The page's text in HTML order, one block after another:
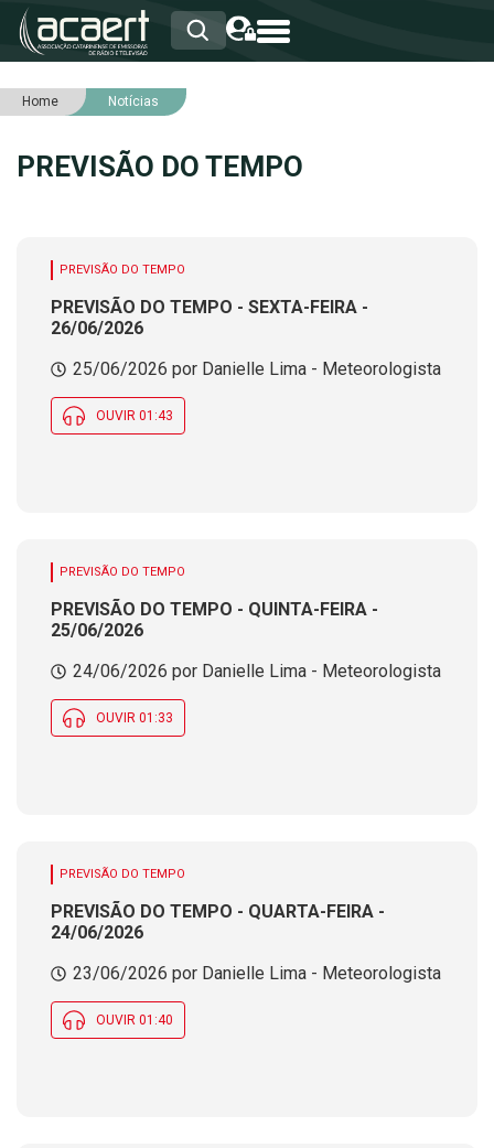
HOME
ASSOCIADOS
SERVIÇOS
INTEGRIDADE
Home Notícias
PREVISÃO DO TEMPO
PREVISÃO DO TEMPO
PREVISÃO DO TEMPO - SEXTA-FEIRA -
26/06/2026
25/06/2026 por Danielle Lima - Meteorologista
OUVIR 01:43
PREVISÃO DO TEMPO
PREVISÃO DO TEMPO - QUINTA-FEIRA -
25/06/2026
24/06/2026 por Danielle Lima - Meteorologista
OUVIR 01:33
PREVISÃO DO TEMPO
PREVISÃO DO TEMPO - QUARTA-FEIRA -
24/06/2026
23/06/2026 por Danielle Lima - Meteorologista
OUVIR 01:40